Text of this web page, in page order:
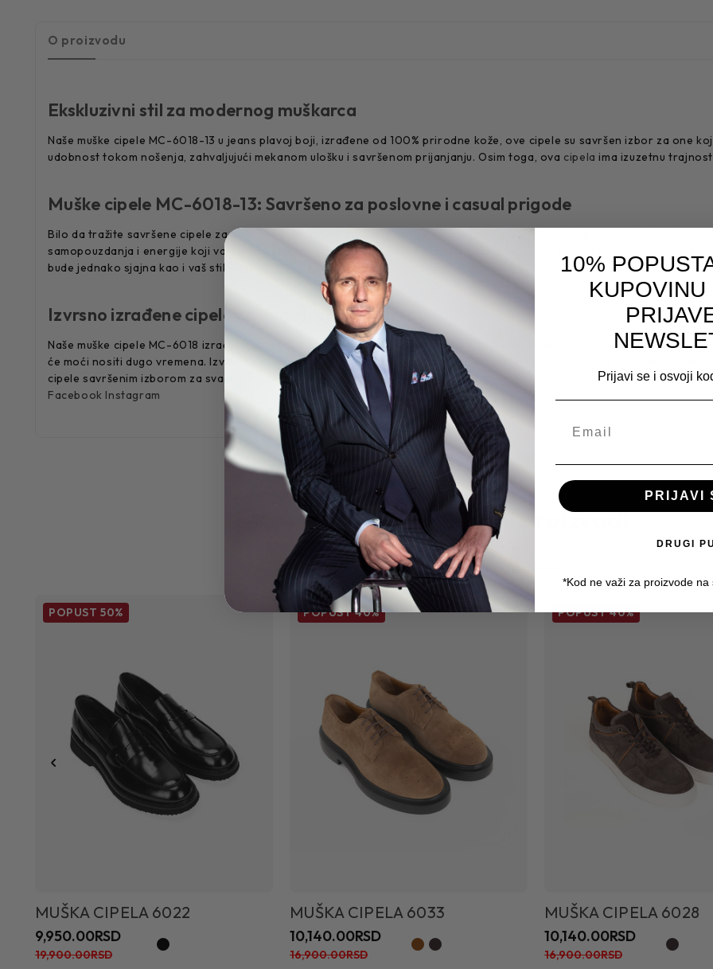
O proizvodu
Ekskluzivni stil za modernog muškarca
Naše muške cipele MC-6018-13 u jeans plavoj boji, izrađene od 100% prirodne kože, ove cipele su savršen izbor za one
udobnost tokom nošenja, zahvaljujući mekanom ulošku i savršenom prijanjanju. Osim toga, ova cipela ima izuzetnu
Muške cipele MC-6018-13: Savršeno za poslovne i casual prigode
Bilo da tražite savršene cipele za poslovni sastanak ili casual izlazak s prijateljima, ove muške cipele su pravi izbor. Jeans
samopouzdanja i energije koji vam treba za dan. Izrađene od 100% prirodne kože, ove cipele su udobne za nošenje i
bude jednako sjajna kao i vaš stil.
Izvrsno izrađene cipele za dugotrajnu upotrebu
Naše muške cipele MC-6018 izrađene su od 100% prirodne kože i predstavljaju vrhunsku izradu. Ove cipele su trajne i
će moći nositi dugo vremena. Izvrsna kvaliteta ove cipele znači da će izgledati sjajno i nakon dugotrajne upotrebe. Jeans
cipele savršenim izborom za svakog modernog muškarca.
Facebook Instagram
Srodni proizvodi
Proizvodi koji upotpunjuju Vaš stil
POPUST50%
MUŠKA CIPELA 6022
9,950.00RSD
19,900.00RSD
POPUST40%
MUŠKA CIPELA 6033
10,140.00RSD
16,900.00RSD
POPUST40%
MUŠKA CIPELA 6028
10,140.00RSD
16,900.00RSD
10%
KUPOVINU
Prijavi se i osvoji
PRIJAVI
DRUGI
*Kod ne važi za proizvode